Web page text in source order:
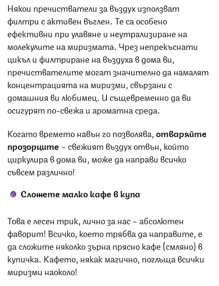
Някои пречистватели за въздух използват
филтри с активен въглен. Те са особено
ефективни при улавяне и неутрализиране на
молекулите на миризмата. Чрез непрекъснати
цикъл и филтриране на въздуха в дома ви,
пречиствателите могат значително да намалят
концентрацията на миризми, свързани с
домашния ви любимец. И същевременно да ви
осигурят по-свежа и ароматна среда.
Когато времето навън го позволява, отваряйте
прозорците – свежият въздух отвън, който
циркулира в дома ви, може да направи всичко
съвсем различно!
Сложете малко кафе в купа
Това е лесен трик, лично за нас – абсолютен
фаворит! Всичко, което трябва да направите, е
да сложите няколко зърна прясно кафе (смляно) в
купичка. Кафето, някак магично, поглъща всички
миризми наоколо!